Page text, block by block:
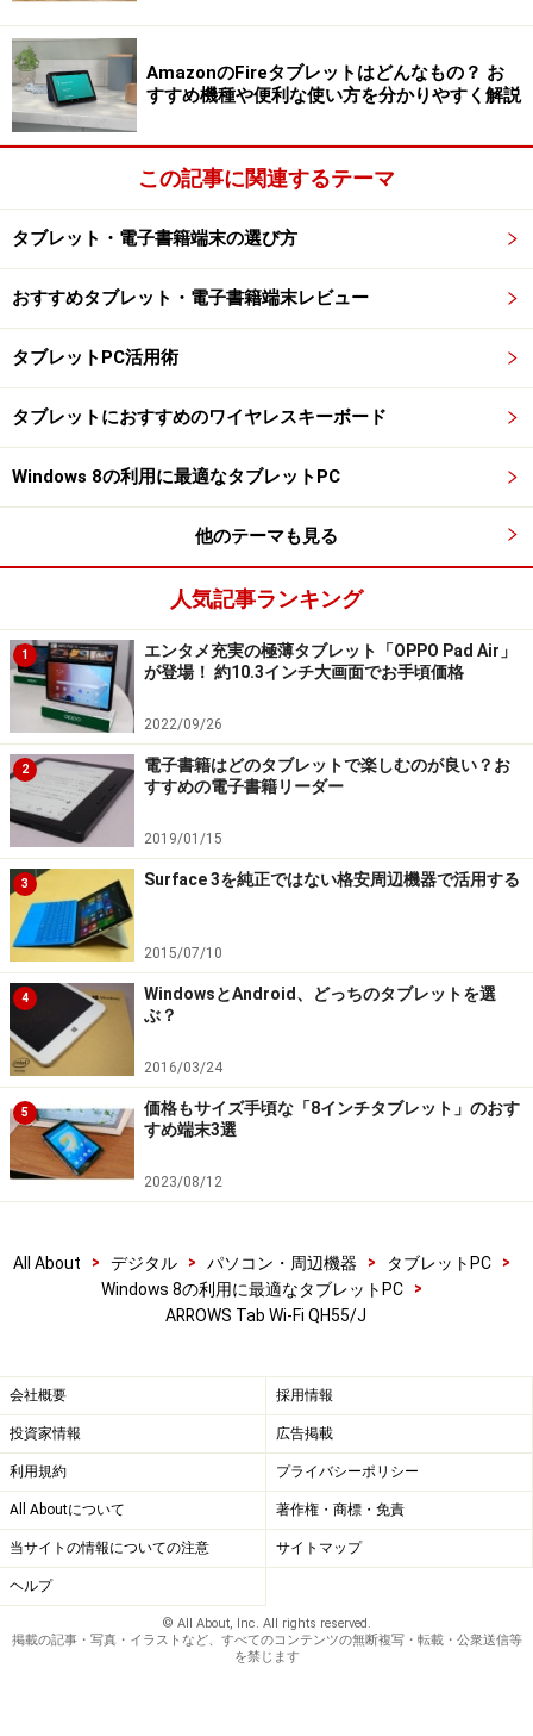
楽天市場で人気のタブレット PC をチェック！
AmazonのFireタブレットはどんなもの？ お
すすめ機種や便利な使い方を分かりやすく解説
この記事に関連するテーマ
タブレット・電子書籍端末の選び方
おすすめタブレット・電子書籍端末レビュー
タブレットPC活用術
タブレットにおすすめのワイヤレスキーボード
Windows 8の利用に最適なタブレットPC
他のテーマも見る
人気記事ランキング
1
エンタメ充実の極薄タブレット「OPPO Pad Air」
が登場！ 約10.3インチ大画面でお手頃価格
2022/09/26
2
電子書籍はどのタブレットで楽しむのが良い？お
すすめの電子書籍リーダー
2019/01/15
3 Surface 3を純正ではない格安周辺機器で活用する
2015/07/10
4
WindowsとAndroid、どっちのタブレットを選
ぶ？
2016/03/24
5
価格もサイズ手頃な「8インチタブレット」のおす
すめ端末3選
2023/08/12
All About > デジタル > パソコン・周辺機器 > タブレットPC
>
Windows 8の利用に最適なタブレットPC
>
ARROWS Tab Wi-Fi QH55/J
会社概要 採用情報
投資家情報 広告掲載
利用規約 プライバシーポリシー
All Aboutについて 著作権・商標・免責
当サイトの情報についての注意 サイトマップ
ヘルプ
© All About, Inc. All rights reserved.
掲載の記事・写真・イラストなど、すべてのコンテンツの無断複写・転載・公衆送信等
を禁じます